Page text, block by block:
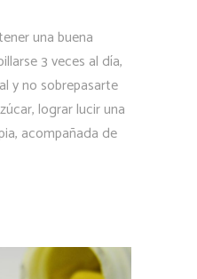
una buena
3 veces al día,
y no sobrepasarte
lograr lucir una
acompañada de